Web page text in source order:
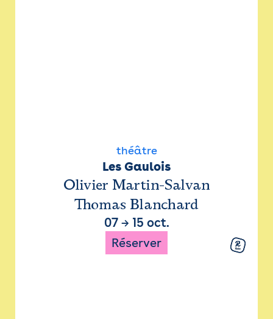
théâtre
Les Gaulois
Olivier Martin-Salvan
Thomas Blanchard
07→ 15 oct.
Réserver